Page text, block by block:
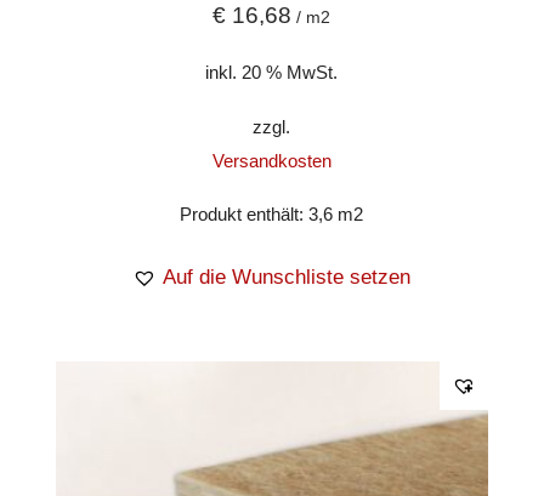
€ 16,68 / m2
inkl. 20 % MwSt.
zzgl.
Versandkosten
Produkt enthält: 3,6 m2
Auf die Wunschliste setzen